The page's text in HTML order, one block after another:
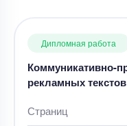
Дипломная работа
Коммуникативно-
рекламных текстов
Страниц